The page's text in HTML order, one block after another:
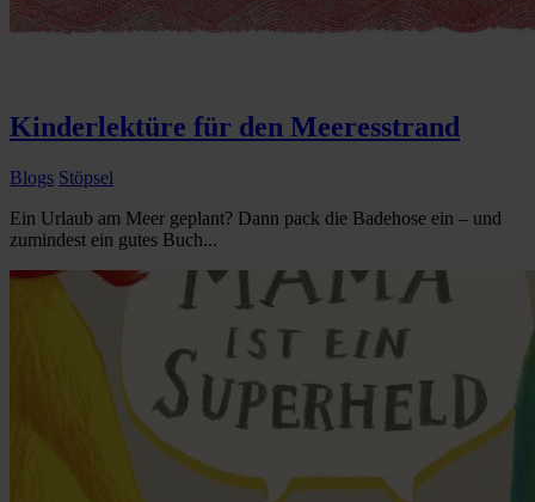
Kinderlektüre für den Meeresstrand
Blogs Stöpsel
Ein Urlaub am Meer geplant? Dann pack die Badehose ein – und
zumindest ein gutes Buch...